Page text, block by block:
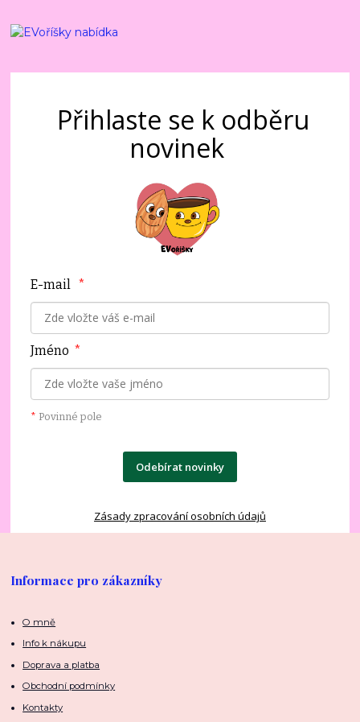
Přihlaste se k odběru
novinek
E-mail *
Jméno *
* Povinné pole
Odebírat novinky
Zásady zpracování osobních údajů
Informace pro zákazníky
O mně
Info k nákupu
Doprava a platba
Obchodní podmínky
Kontakty